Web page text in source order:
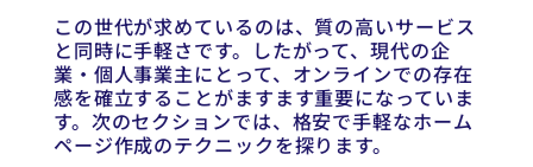
この世代が求めているのは、質の高いサービス
と同時に手軽さです。したがって、現代の企
業・個人事業主にとって、オンラインでの存在
感を確立することがますます重要になっていま
す。次のセクションでは、格安で手軽なホーム
ページ作成のテクニックを探ります。